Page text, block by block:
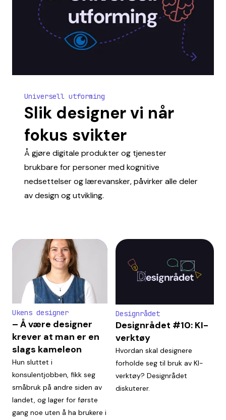
Universell utforming
Slik designer vi når
fokus svikter
Å gjøre digitale produkter og tjenester
brukbare for personer med kognitive
nedsettelser og lærevansker, påvirker alle deler
av design og utvikling.
Ukens designer
– Å være designer
krever at man er en
slags kameleon
Hun sluttet i
konsulentjobben, fikk seg
småbruk på andre siden av
landet, og lager for første
gang noe uten å ha brukere i
Designrådet
Designrådet #10: KI-
verktøy
Hvordan skal designere
forholde seg til bruk av KI-
verktøy? Designrådet
diskuterer.